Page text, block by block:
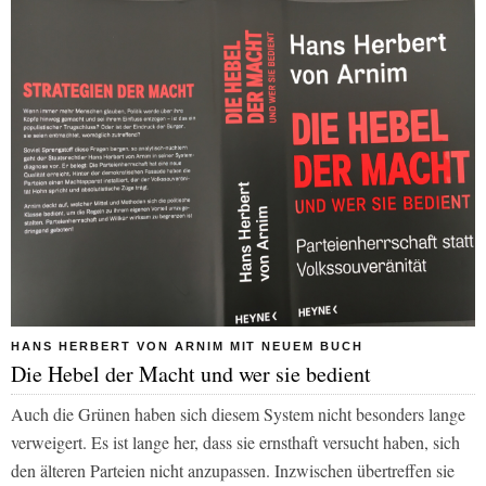
HANS HERBERT VON ARNIM MIT NEUEM BUCH
Die Hebel der Macht und wer sie bedient
Auch die Grünen haben sich diesem System nicht besonders lange
verweigert. Es ist lange her, dass sie ernsthaft versucht haben, sich
den älteren Parteien nicht anzupassen. Inzwischen übertreffen sie